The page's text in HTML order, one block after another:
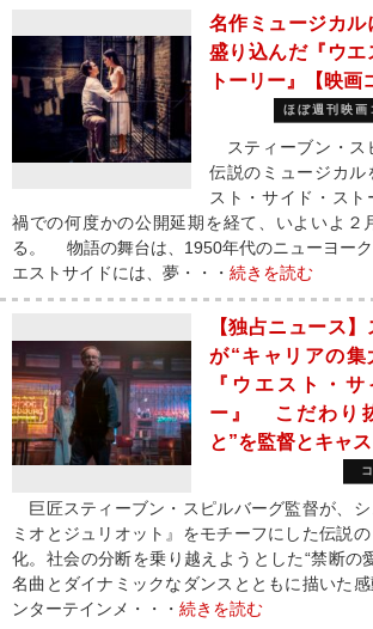
名作ミュージカ
盛り込んだ『ウエ
トーリー』【映画
ほぼ週刊映画
スティーブン・ス
伝説のミュージカル
スト・サイド・ス
禍での何度かの公開延期を経て、いよいよ２
る。 物語の舞台は、1950年代のニューヨーク
エストサイドには、夢・・・ 続きを読む
【独占ニュース
が“キャリアの集
『ウエスト・
ー』 こだわり
と”を監督とキャ
巨匠スティーブン・スピルバーグ監督が、シ
ミオとジュリオット』をモチーフにした伝説
化。社会の分断を乗り越えようとした“禁断の
名曲とダイナミックなダンスとともに描いた
ンターテインメ・・・ 続きを読む